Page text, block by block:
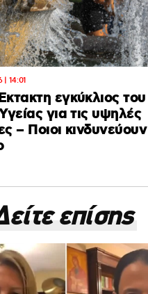
| 14:01
εγκύκλιος του
για τις υψηλές
– Ποιοι κινδυνεύουν
επίσης